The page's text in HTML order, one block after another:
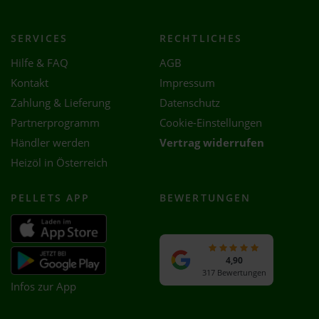
SERVICES
Hilfe & FAQ
Kontakt
Zahlung & Lieferung
Partnerprogramm
Händler werden
Heizöl in Österreich
RECHTLICHES
AGB
Impressum
Datenschutz
Cookie-Einstellungen
Vertrag widerrufen
PELLETS APP
Infos zur App
BEWERTUNGEN
4,90
317 Bewertungen